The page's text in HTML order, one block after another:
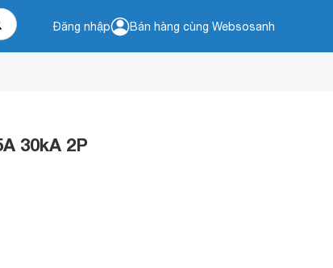
Đăng nhập Bán hàng cùng Websosanh
30kA 2P